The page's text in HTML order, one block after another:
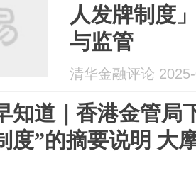
人发牌制度
与监管
清华金融评论
知道｜香港金管局
度”的摘要说明 大